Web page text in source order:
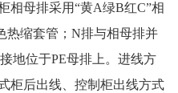
相母排采用“黄A绿B红C”相
热缩套管；N排与相母排并
地位于PE母排上。进线方
柜后出线、控制柜出线方式